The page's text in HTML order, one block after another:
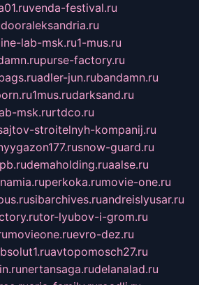
venda-festival.ru
dooraleksandria.ru
lab-msk.ru1-mus.ru
purse-factory.ru
adler-jun.rubandamn.ru
1mus.rudarksand.ru
msk.rurtdco.ru
stroitelnyh-kompanij.ru
snow-guard.ru
demaholding.ruaalse.ru
perkoka.rumovie-one.ru
sibarchives.ruandreislyusar.ru
tor-lyubov-i-grom.ru
movieone.ruevro-dez.ru
avtopomosch27.ru
nertansaga.rudelanalad.ru